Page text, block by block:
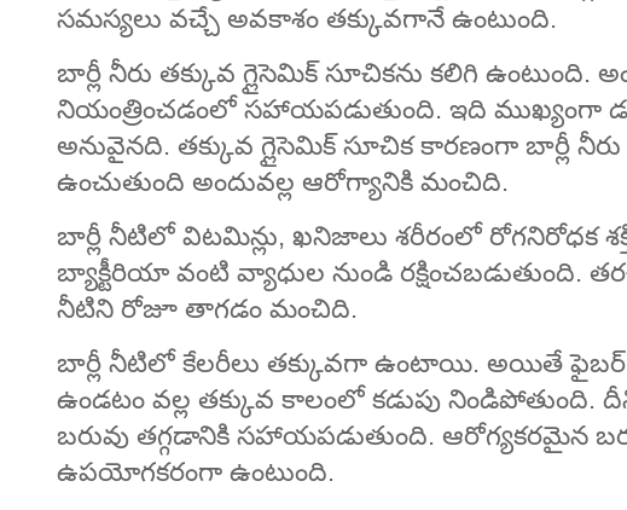
సమస్యలు వచ్చే అవకాశం తక్కువగానే ఉంటుంది.
బార్లీ నీరు తక్కువ గ్లైసెమిక్ సూచికను కలిగి ఉంటుంది.
నియంత్రించడంలో సహాయపడుతుంది. ఇది
అనువైనది. తక్కువ గ్లైసెమిక్ సూచిక కారణంగా బార్లీ
ఉంచుతుంది అందువల్ల ఆరోగ్యానికి మంచిది.
బార్లీ నీటిలో విటమిన్లు, ఖనిజాలు శరీరంలో రోగనిరోధక
బ్యాక్టీరియా వంటి వ్యాధుల నుండి రక్షించబడుతుంది.
నీటిని రోజూ తాగడం మంచిది.
బార్లీ నీటిలో కేలరీలు తక్కువగా ఉంటాయి. అయితే ఫైబర్
ఉండటం వల్ల తక్కువ కాలంలో కడుపు నిండిపోతుంది.
బరువు తగ్గడానికి సహాయపడుతుంది. ఆరోగ్యకరమైన
ఉపయోగకరంగా ఉంటుంది.